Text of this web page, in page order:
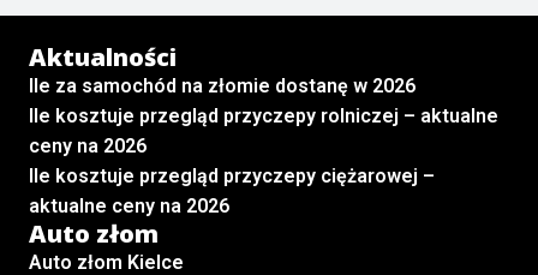
Aktualności
Ile za samochód na złomie dostanę w 2026
Ile kosztuje przegląd przyczepy rolniczej – aktualne
ceny na 2026
Ile kosztuje przegląd przyczepy ciężarowej –
aktualne ceny na 2026
Auto złom
Auto złom Kielce